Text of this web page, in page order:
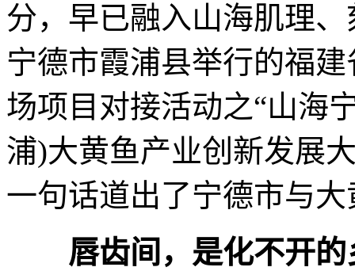
分，早已融入山海肌理
宁德市霞浦县举行的福
场项目对接活动之“山海
浦)大黄鱼产业创新发展
一句话道出了宁德市与
唇齿间，是化不开的